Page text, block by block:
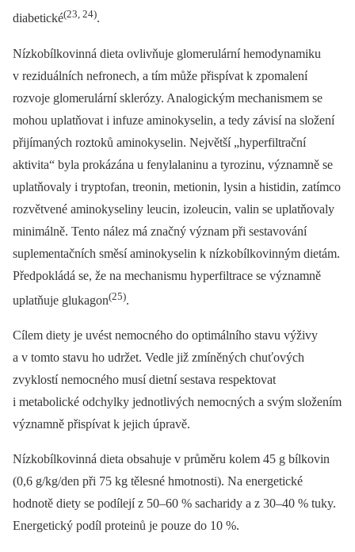
diabetické(23, 24).
Nízkobílkovinná dieta ovlivňuje glomerulární hemodynamiku
v reziduálních nefronech, a tím může přispívat k zpomalení
rozvoje glomerulární sklerózy. Analogickým mechanismem se
mohou uplatňovat i infuze aminokyselin, a tedy závisí na složení
přijímaných roztoků aminokyselin. Největší „hyperfiltrační
aktivita“ byla prokázána u fenylalaninu a tyrozinu, významně se
uplatňovaly i tryptofan, treonin, metionin, lysin a histidin, zatímco
rozvětvené aminokyseliny leucin, izoleucin, valin se uplatňovaly
minimálně. Tento nález má značný význam při sestavování
suplementačních směsí aminokyselin k nízkobílkovinným dietám.
Předpokládá se, že na mechanismu hyperfiltrace se významně
uplatňuje glukagon(25).
Cílem diety je uvést nemocného do optimálního stavu výživy
a v tomto stavu ho udržet. Vedle již zmíněných chuťových
zvyklostí nemocného musí dietní sestava respektovat
i metabolické odchylky jednotlivých nemocných a svým složením
významně přispívat k jejich úpravě.
Nízkobílkovinná dieta obsahuje v průměru kolem 45 g bílkovin
(0,6 g/kg/den při 75 kg tělesné hmotnosti). Na energetické
hodnotě diety se podílejí z 50–60 % sacharidy a z 30–40 % tuky.
Energetický podíl proteinů je pouze do 10 %.